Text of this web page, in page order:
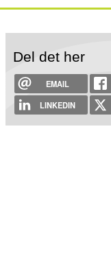
Del det her
EMAIL
LINKEDIN